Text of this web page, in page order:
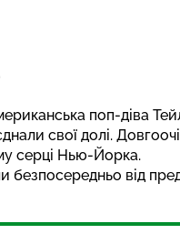
поп-діва
свої долі.
серці Нью-Йорка.
безпосередньо від